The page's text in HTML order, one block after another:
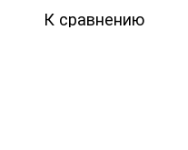
К сравнению